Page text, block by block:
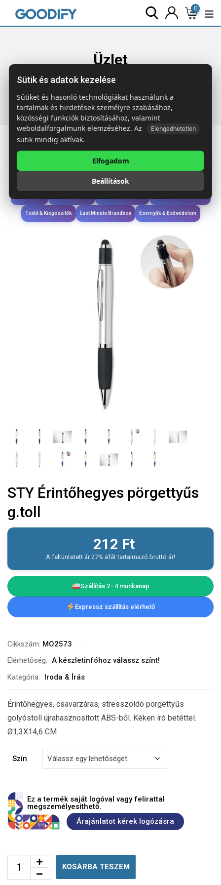
0
Üzlet
Főoldal Termékek Iroda & Írás
pörgettyűs g.toll
Étkezés & Ivás
Wellness & Ápolás
Textil & Kiegészítők Last Minute Brandbox Esernyők & Esővédelem
STY Érintőhegyes pörgettyűs
g.toll
212 Ft
A feltüntetett ár 27% áfát tartalmazó bruttó ár!
Szállítás 2–4 munkanap
Expressz szállítás elérhető
Cikkszám: MO2573
Elérhetőség: A készletinfóhoz válassz színt!
Kategória:
Iroda & Írás
Érintőhegyes, csavarzáras, stresszoldó pörgettyűs
golyóstoll újrahasznosított ABS-ből. Kéken író betéttel.
Ø1,3X14,6 CM
Szín
Ez a termék saját logóval vagy felirattal
megszemélyesíthető.
Árajánlatot kérek logózásra
KOSÁRBA TESZEM
Sütik és adatok kezelése
Sütiket és hasonló technológiákat használunk a
tartalmak és hirdetések személyre szabásához,
közösségi funkciók biztosításához, valamint
weboldalforgalmunk elemzéséhez. Az
Elengedhetetlen
sütik mindig aktívak.
Elfogadom
Beállítások